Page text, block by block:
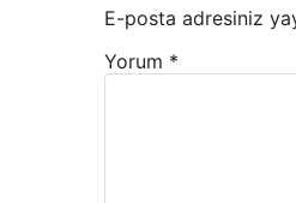
E-posta adresiniz
Yorum *